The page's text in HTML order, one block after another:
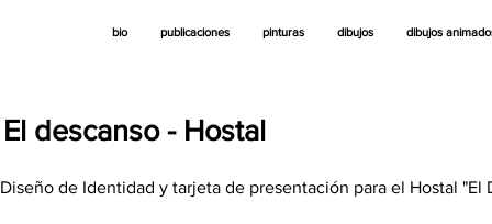
bio publicaciones pinturas dibujos dibujos
El descanso - Hostal
Diseño de Identidad y tarjeta de presentación para el Hostal "El